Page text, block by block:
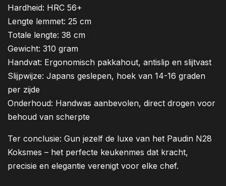
Hardheid: HRC 56+
Lengte lemmet: 25 cm
Totale lengte: 38 cm
Gewicht: 310 gram
Handvat: Ergonomisch pakkahout, antislip en slijtvast
Slijpwijze: Japans geslepen, hoek van 14-16 graden
per zijde
Onderhoud: Handwas aanbevolen, direct drogen voor
behoud van scherpte
Ter conclusie: Gun jezelf de luxe van het Paudin N28
Koksmes – het perfecte keukenmes dat kracht,
precisie en elegantie verenigt voor elke chef.